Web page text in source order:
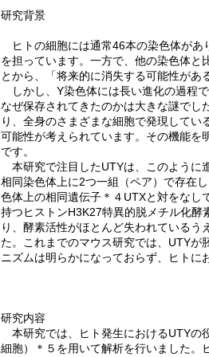
研究背景
ヒトの細胞には通常46本の染色体があ
を担っています。一方で、他の染色体
とから、「将来的に消失する可能性があ
しかし、Y染色体には長い進化の過程
なぜ保存されてきたのかは大きな謎で
り、全身のさまざまな細胞で発現して
可能性が考えられています。その機能を
です。
本研究で注目したUTYは、このように
相同染色体上に2つ一組（ペア）で存在
色体上の相同遺伝子＊４UTXと対をなし
持つヒストンH3K27特異的脱メチル化
り、酵素活性がほとんど失われている
た。これまでのマウス研究では、UTY
ニズムは明らかになっておらず、ヒトに
研究内容
本研究では、ヒト発生におけるUTYの
細胞）＊５を用いて解析を行いました。